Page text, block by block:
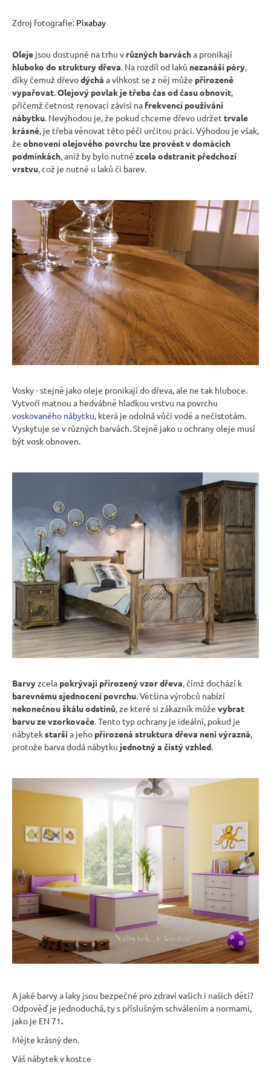
Zdroj fotografie: Pixabay
Oleje jsou dostupné na trhu v různých barvácha pronikají
hluboko do struktury dřeva. Na rozdíl od laků nezanáší póry,
díky čemuž dřevodýchá a vlhkost se z něj může přirozeně
vypařovat.Olejový povlak je třeba čas od času obnovit,
přičemž četnost renovací závisí na frekvenci používání
nábytku. Nevýhodou je, že pokud chceme dřevo udržet trvale
krásné, je třeba věnovat této péči určitou práci. Výhodou je však,
že obnovení olejového povrchu lze provést v domácích
podmínkách, aniž by bylo nutné zcela odstranit předchozí
vrstvu, což je nutné u laků či barev.
Vosky - stejně jako oleje pronikají do dřeva, ale ne tak hluboce.
Vytvoří matnou a hedvábně hladkou vrstvu na povrchu
voskovaného nábytku, která je odolná vůči vodě a nečistotám.
Vyskytuje se v různých barvách. Stejně jako u ochrany oleje musí
být vosk obnoven.
Barvyzcela pokrývají přirozený vzor dřeva, čímž dochází k
barevnému sjednocení povrchu. Většina výrobců nabízí
nekonečnou škálu odstínů, ze které si zákazník může vybrat
barvu ze vzorkovače. Tento typ ochrany je ideální, pokud je
nábytekstaršía jeho přirozená struktura dřeva není výrazná,
protože barva dodá nábytku jednotný a čistý vzhled.
A jaké barvy a laky jsou bezpečné pro zdraví vašich i našich dětí?
Odpověď je jednoduchá, ty s příslušným schválením a normami,
jako je EN 71.
Mějte krásný den.
Váš nábytek v kostce